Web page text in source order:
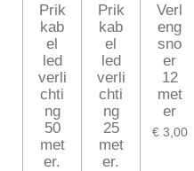
Prik
kab
el
led
verli
chti
ng
50
met
er.
Prik
kab
el
led
verli
chti
ng
25
met
er.
Verl
eng
sno
er
12
met
er
€ 3,00